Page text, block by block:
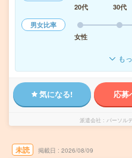
20代
30代
男女比率
女性
も
気になる! 応募
派遣会社 パーソル
未読 掲載日 2026/08/09